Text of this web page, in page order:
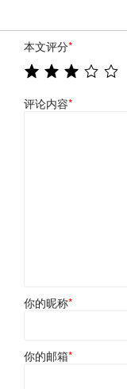
本文评分*
评论内容*
你的昵称*
你的邮箱*